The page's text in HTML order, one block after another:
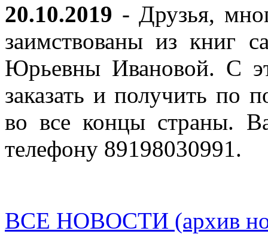
20.10.2019 - Друзья,
заимствованы из книг
Юрьевны Ивановой. С
заказать и получить по
во все концы страны.
телефону 89198030991.
ВСЕ НОВОСТИ (архив